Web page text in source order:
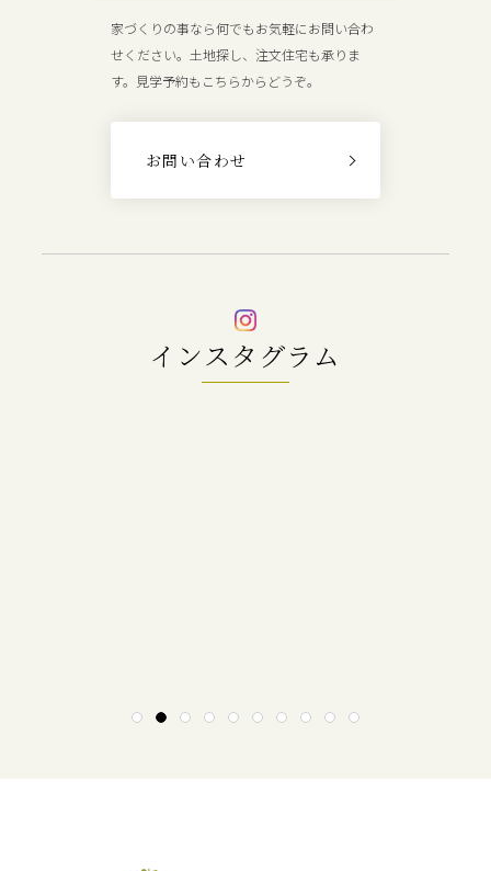
インスタグラム
1 2 3 4 5 6 7 8 9 10
家づくりの事なら何でもお気軽にお問い合わ
せください。土地探し、注文住宅も承りま
す。見学予約もこちらからどうぞ。
お問い合わせ